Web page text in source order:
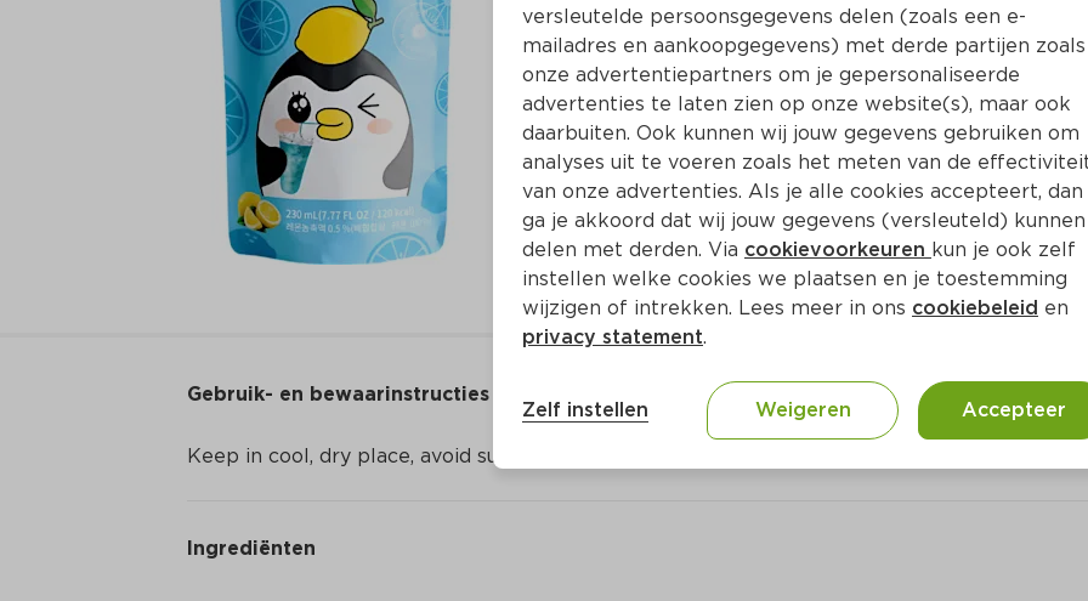
Gebruik- en bewaarinstructies
Keep in cool, dry place, avoid sunshine directly
Ingrediënten
versleutelde persoonsgegevens delen (zoals een e-
mailadres en aankoopgegevens) met derde partijen zoals
onze advertentiepartners om je gepersonaliseerde
advertenties te laten zien op onze website(s), maar ook
daarbuiten. Ook kunnen wij jouw gegevens gebruiken om
analyses uit te voeren zoals het meten van de
van onze advertenties. Als je alle cookies accepteert, dan
ga je akkoord dat wij jouw gegevens (versleuteld) kunnen
delen met derden. Via cookievoorkeuren kun je ook zelf
instellen welke cookies we plaatsen en je toestemming
wijzigen of intrekken. Lees meer in ons cookiebeleid en
privacy statement.
Zelf instellen Weigeren Accepteer